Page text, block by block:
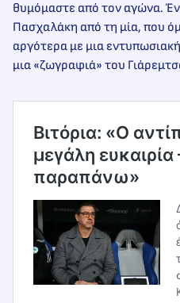
θυμόμαστε από τον αγώνα.
Πασχαλάκη από τη μία, που
αργότερα με μια
μια «ζωγραφιά» του
Βιτόρια: «Ο
μεγάλη ευκαιρία
παραπάνω»